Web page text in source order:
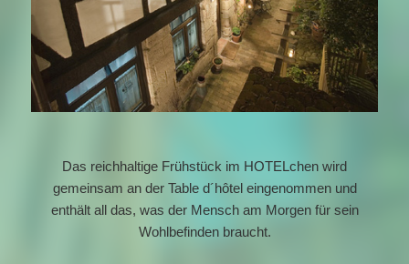
Das reichhaltige Frühstück im HOTELchen wird
gemeinsam an der Table d´hôtel eingenommen und
enthält all das, was der Mensch am Morgen für sein
Wohlbefinden braucht.